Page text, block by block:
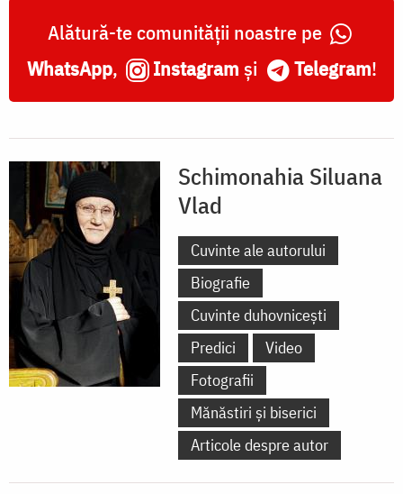
Alătură-te comunității noastre pe
WhatsApp, Instagram și Telegram!
Schimonahia Siluana
Vlad
Cuvinte ale autorului
Biografie
Cuvinte duhovnicești
Predici
Video
Fotografii
Mănăstiri și biserici
Articole despre autor